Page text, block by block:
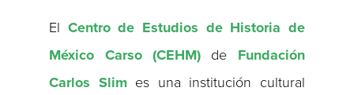
El Centro de Estudios de Historia de
México Carso (CEHM) de Fundación
Carlos Slimes una institución cultural